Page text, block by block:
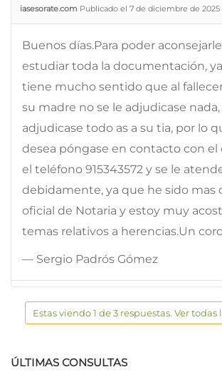
iasesorate.com Publicado el 7 de diciembre de 2025
Buenos días.Para poder
estudiar toda la documentación,
tiene mucho sentido que al
su madre no se le adjudicase nada,
adjudicase todo as a su tia, por lo
desea póngase en contacto con el
el teléfono 915343572 y se le
debidamente, ya que he sido mas
oficial de Notaria y estoy muy
temas relativos a herencias.Un
— Sergio Padrós Gómez
Estas viendo 1 de 3 respuestas. Ver todas
ÚLTIMAS CONSULTAS